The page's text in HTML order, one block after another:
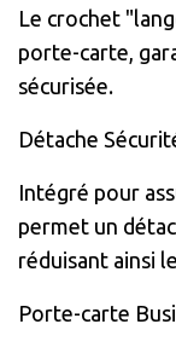
Le crochet
porte-carte,
sécurisée.
Détache
Intégré pour
permet un
réduisant ainsi
Porte-carte